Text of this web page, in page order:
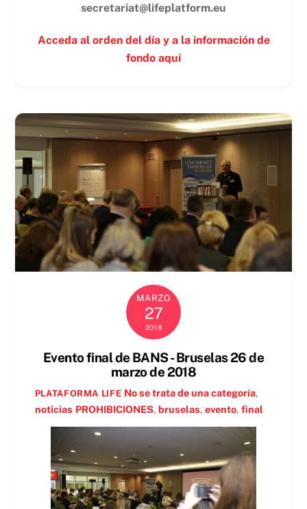
secretariat@lifeplatform.eu
Acceda al orden del día y a la información de
fondo aquí
MARZO
27
2018
Evento final de BANS - Bruselas 26 de
marzo de 2018
PLATAFORMA LIFE No se trata de una categoría,
noticias PROHIBICIONES, bruselas, evento, final